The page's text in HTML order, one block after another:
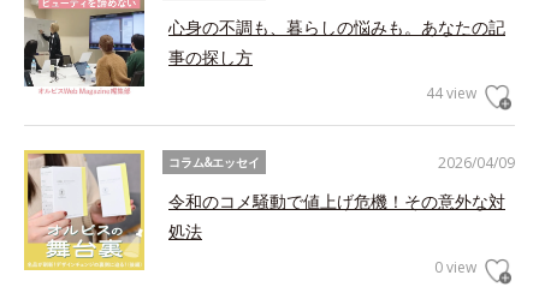
心身の不調も、暮らしの悩みも。あなたの記
事の探し方
44 view
2026/04/09
コラム&エッセイ
令和のコメ騒動で値上げ危機！その意外な対
処法
0 view